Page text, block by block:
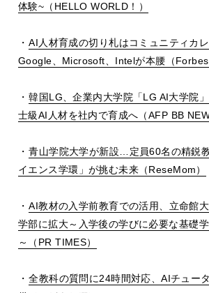
体験~ （ HELLO WORLD ！）
・AI 人材育成の切り札はコミュニティカ
Google
Microsoft Intelが本腰（
・韓国LG 、企業内大学院「LG AI大学院
士級AI 人材を社内で育成へ（AFP BB
・青山学院大学が新設 定員60名の精鋭
イエンス学環」が挑む未来（ReseMom）
・AI教材の入学前教育での活用、立命館
学部に拡大～入学後の学びに必要な基礎
～（ PR TIMES）
・全教科の質問に24時間対応、AIチュー